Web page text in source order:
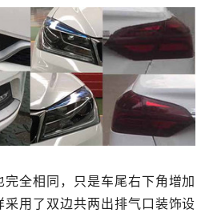
全相同，只是车尾右下角增加
用了双边共两出排气口装饰设